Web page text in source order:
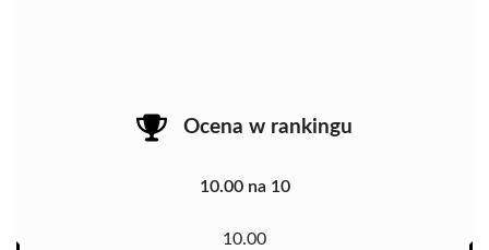
Ocena w rankingu
10.00 na 10
10.00